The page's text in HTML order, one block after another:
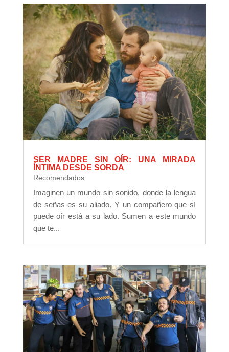
SER MADRE SIN OÍR: UNA MIRADA
ÍNTIMA DESDE SORDA
Recomendados
Imaginen un mundo sin sonido, donde la lengua
de señas es su aliado. Y un compañero que sí
puede oír está a su lado. Sumen a este mundo
que te...